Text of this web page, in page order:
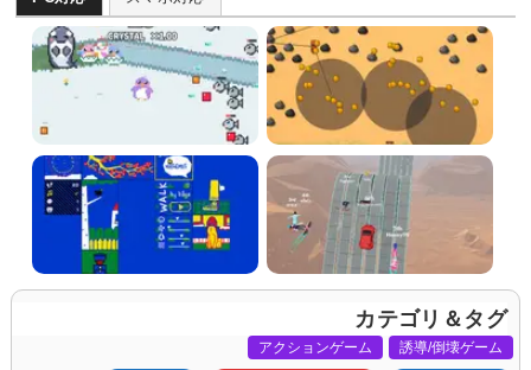
カテゴリ＆タグ
アクションゲーム 誘導/倒壊ゲーム